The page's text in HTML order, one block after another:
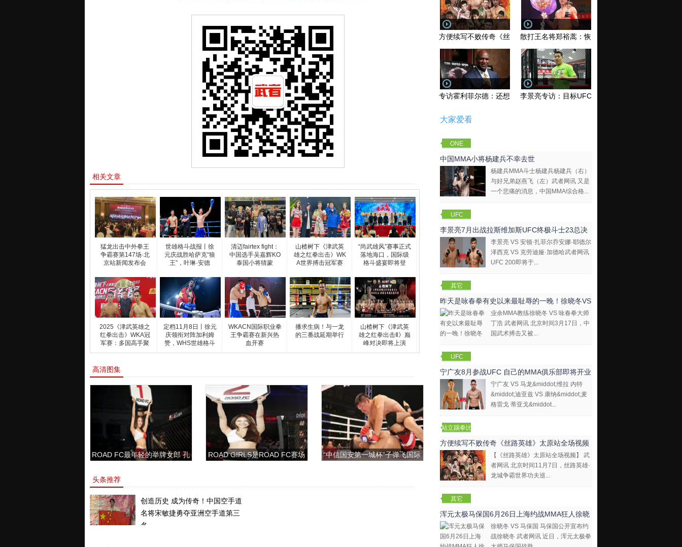
相关文章
猛龙出击中外拳王
争霸赛第147场·北
京站新闻发布会
世雄格斗战报丨徐
元庆战胜哈萨克“狼
王”，叶琳·安德
清迈fairtex fight：
中国选手吴嘉辉KO
泰国小将‌猜蒙
山楂树下《津武英
雄之红拳出击》WK
A世界搏击冠军赛
“尚武雄风”赛事正式
落地海口，国际级
格斗盛宴即将登
2025《津武英雄之
红拳出击》WKA冠
军赛：多国高手聚
武
定档11月8日丨徐元
庆领衔对阵加利姆
赞，WHS世雄格斗
职
WKACN国际职业拳
王争霸赛在新兴热
血开赛
播求生病！与一龙
的三番战延期举行
山楂树下《津武英
雄之红拳出击Ⅱ》巅
峰对决即将上演
高清图集
ROAD FC最年轻的举牌女郎 孔
ROAD GIRLS是ROAD FC赛场
“中信国安第一城杯”子弹飞国际
头条推荐
创造历史 成为传奇！中国空手道
名将宋敏捷勇夺亚洲空手道第三
名。
方便续写不败传奇《丝路英雄》太原站全场视频
散打王名将郑裕蒿：恢复训练 有望回归擂台
专访霍利菲尔德：还想再和泰森干一架！李景亮专访：目标UFC金腰带 不做打酱油
大家爱看
ONE
Champions
hip
中国MMA小将杨建兵不幸去世
杨建兵MMA斗士杨建兵杨建兵（右）
与好兄弟赵燕飞（左）武者网讯 又是
一个悲痛的消息，中国MMA综合格...
UFC
李景亮7月出战拉斯维加斯UFC终极斗士23总决
李景亮 VS 安顿·扎菲尔乔安娜·耶德尔
泽西克 VS 克劳迪娅·加德哈武者网讯
UFC 200即将于...
其它
昨天是咏春拳有史以来最耻辱的一晚！徐晓冬VS
咏春拳大师
业余MMA教练徐晓冬 VS 咏春拳大师
丁浩 武者网讯 北京时间3月17日，中
国武术搏击又被...
UFC
宁广友8月参战UFC 自己的MMA俱乐部即将开业
宁广友 VS 马龙&middot;维拉 内特
&middot;迪亚兹 VS 康纳&middot;麦
格雷戈 蒂亚戈&middot...
站立踢拳比
赛视频
方便续写不败传奇《丝路英雄》太原站全场视频
【《丝路英雄》太原站全场视频】 武
者网讯 北京时间11月7日，丝路英雄·
龙城争霸世界功夫巡...
其它
浑元太极马保国6月26日上海约战MMA狂人徐晓
冬
徐晓冬 VS 马保国 马保国公开宣布约
战徐晓冬 武者网讯 近日，浑元太极拳